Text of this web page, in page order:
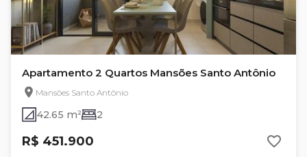
Apartamento 2 Quartos Mansões Santo Antônio
Mansões Santo Antônio
42.65 m² 2
R$ 451.900